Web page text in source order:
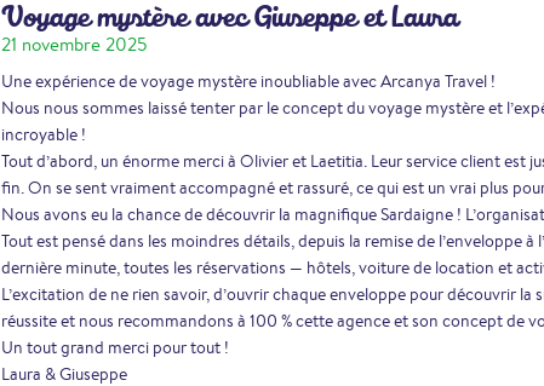
Voyage mystère avec Giuseppe et Laura
21 novembre 2025
Une expérience de voyage mystère inoubliable avec Arcanya Travel !
Nous nous sommes laissé tenter par le concept du voyage mystère et
incroyable !
Tout d’abord, un énorme merci à Olivier et Laetitia. Leur service client est
fin. On se sent vraiment accompagné et rassuré, ce qui est un vrai plus
Nous avons eu la chance de découvrir la magnifique Sardaigne !
Tout est pensé dans les moindres détails, depuis la remise de l’enveloppe
dernière minute, toutes les réservations — hôtels, voiture de location et
L’excitation de ne rien savoir, d’ouvrir chaque enveloppe pour découvrir
réussite et nous recommandons à 100 % cette agence et son concept de
Un tout grand merci pour tout !
Laura & Giuseppe